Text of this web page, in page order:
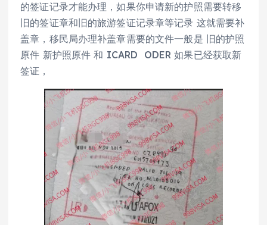
的签证记录才能办理，如果你申请新的护照需要转移
旧的签证章和旧的旅游签证记录章等记录 这就需要补
盖章，移民局办理补盖章需要的文件一般是 旧的护照
原件 新护照原件 和 ICARD ODER 如果已经获取新
签证，